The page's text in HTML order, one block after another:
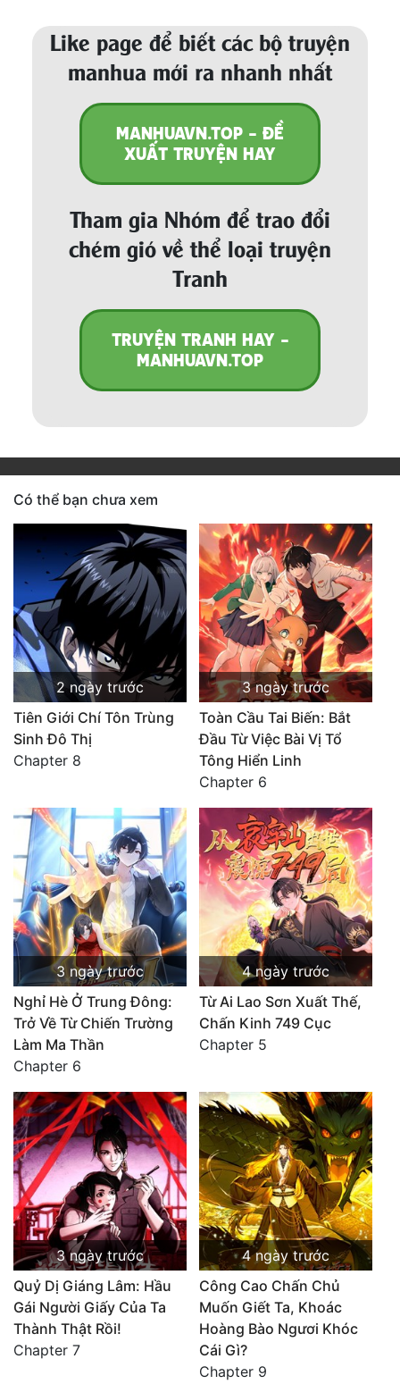
Like page để biết các bộ truyện
manhua mới ra nhanh nhất
MANHUAVN.TOP - ĐỀ
XUẤT TRUYỆN HAY
Tham gia Nhóm để trao đổi
chém gió về thể loại truyện
Tranh
TRUYỆN TRANH HAY -
MANHUAVN.TOP
Có thể bạn chưa xem
2 ngày trước
Tiên Giới Chí Tôn Trùng
Sinh Đô Thị
Chapter 8
3 ngày trước
Toàn Cầu Tai Biến: Bắt
Đầu Từ Việc Bài Vị Tổ
Tông Hiển Linh
Chapter 6
3 ngày trước
Nghỉ Hè Ở Trung Đông:
Trở Về Từ Chiến Trường
Làm Ma Thần
Chapter 6
4 ngày trước
Từ Ai Lao Sơn Xuất Thế,
Chấn Kinh 749 Cục
Chapter 5
3 ngày trước
Quỷ Dị Giáng Lâm: Hầu
Gái Người Giấy Của Ta
Thành Thật Rồi!
Chapter 7
4 ngày trước
Công Cao Chấn Chủ
Muốn Giết Ta, Khoác
Hoàng Bào Ngươi Khóc
Cái Gì?
Chapter 9